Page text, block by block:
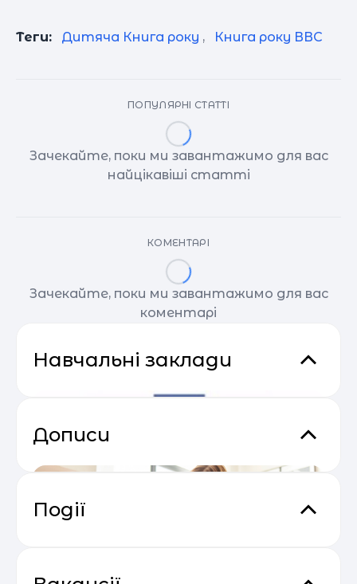
Теги: Дитяча Книга року , Книга року ВВС
ПОПУЛЯРНІ СТАТТІ
Зачекайте, поки ми завантажимо для вас
найцікавіші статті
КОМЕНТАРІ
Зачекайте, поки ми завантажимо для вас
коментарі
Навчальні заклади
Дописи
Події